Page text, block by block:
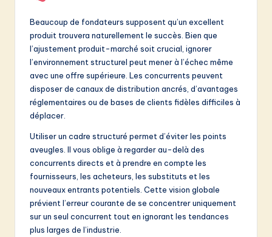
oBeaucoup de fondateurs supposent qu’un excellent
produit trouvera naturellement le succès. Bien que
l’ajustement produit-marché soit crucial, ignorer
l’environnement structurel peut mener à l’échec même
avec une offre supérieure. Les concurrents peuvent
disposer de canaux de distribution ancrés, d’avantages
réglementaires ou de bases de clients fidèles difficiles à
déplacer.
Utiliser un cadre structuré permet d’éviter les points
aveugles. Il vous oblige à regarder au-delà des
concurrents directs et à prendre en compte les
fournisseurs, les acheteurs, les substituts et les
nouveaux entrants potentiels. Cette vision globale
prévient l’erreur courante de se concentrer uniquement
sur un seul concurrent tout en ignorant les tendances
plus larges de l’industrie.